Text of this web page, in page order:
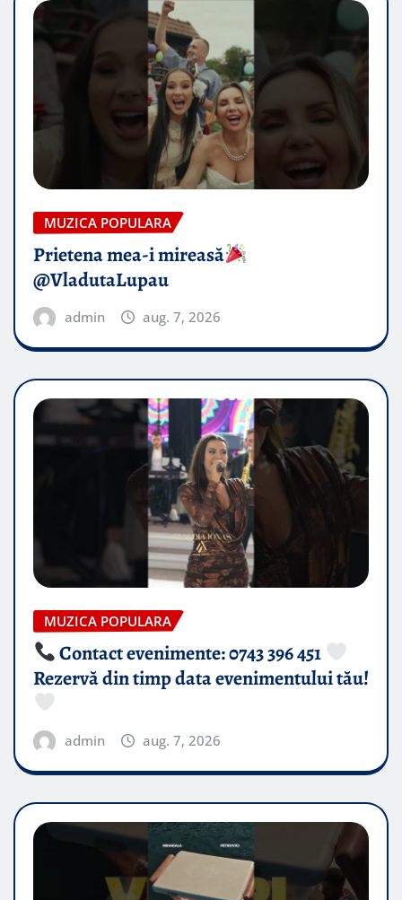
MUZICA POPULARA
Prietena mea-i mireasă​
@VladutaLupau
admin aug. 7, 2026
MUZICA POPULARA
Contact evenimente: 0743 396 451
Rezervă din timp data evenimentului tău!
admin aug. 7, 2026